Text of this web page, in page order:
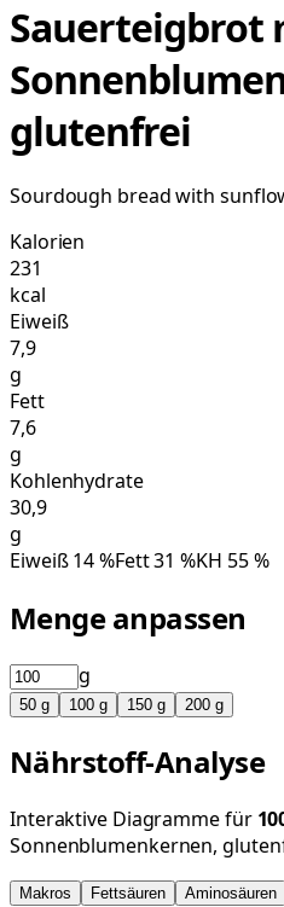
Sauerteigbrot
glutenfrei
Sourdough bread with
Kalorien
231
kcal
Eiweiß
7,9
g
Fett
7,6
g
Kohlenhydrate
30,9
g
Eiweiß14%Fett31 %KH 55%
Menge anpassen
g
50 g 100 g 150 g 200 g
Nährstoff-Analyse
Interaktive Diagramme für
Sonnenblumenkernen,
Makros Fettsäuren Aminosäuren